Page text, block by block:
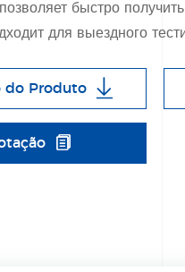
быстро
для выездного
do Produto